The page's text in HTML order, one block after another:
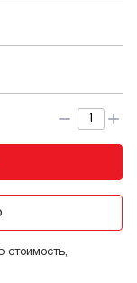
стоимость,